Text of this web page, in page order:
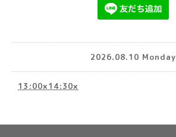
2026.08.10 Monday
13:00×14:30×